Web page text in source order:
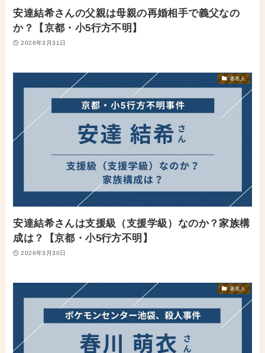
安達結希さんの父親は母親の再婚相手で義父なの
か？【京都・小5行方不明】
2026年3月31日
著名人
安達結希さんは支援級（支援学級）なのか？家族構
成は？【京都・小5行方不明】
2026年3月30日
著名人